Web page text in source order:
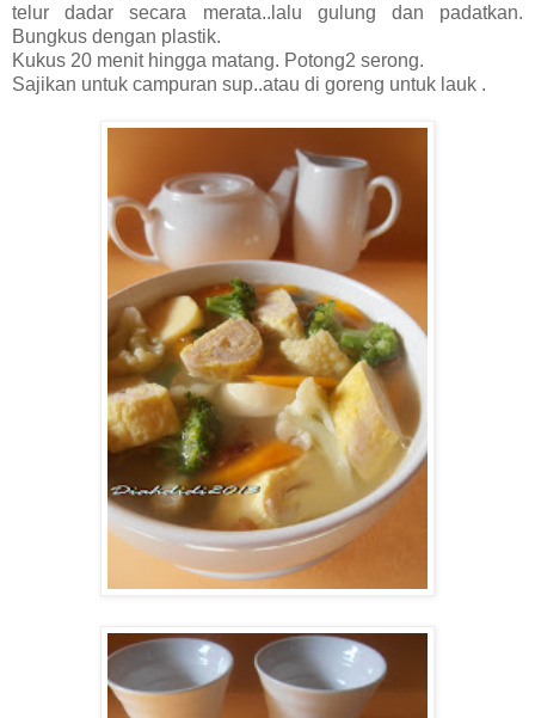
telur dadar secara merata..lalu gulung dan padatkan.
Bungkus dengan plastik.
Kukus 20 menit hingga matang. Potong2 serong.
Sajikan untuk campuran sup..atau di goreng untuk lauk .